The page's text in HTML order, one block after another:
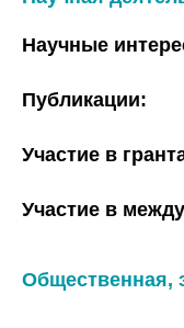
Научные
Публикации:
Участие в
Участие в
Общественная,